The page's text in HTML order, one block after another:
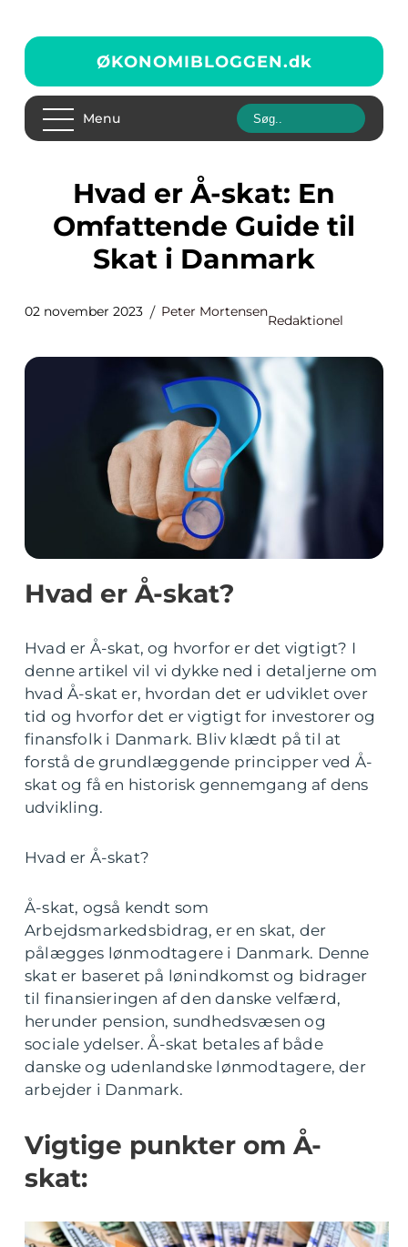
ØKONOMIBLOGGEN.dk
Menu
Hvad er Å-skat: En
Omfattende Guide til
Skat i Danmark
02 november 2023 Peter Mortensen
Redaktionel
Hvad er Å-skat?
Hvad er Å-skat, og hvorfor er det vigtigt? I
denne artikel vil vi dykke ned i detaljerne om
hvad Å-skat er, hvordan det er udviklet over
tid og hvorfor det er vigtigt for investorer og
finansfolk i Danmark. Bliv klædt på til at
forstå de grundlæggende principper ved Å-
skat og få en historisk gennemgang af dens
udvikling.
Hvad er Å-skat?
Å-skat, også kendt som
Arbejdsmarkedsbidrag, er en skat, der
pålægges lønmodtagere i Danmark. Denne
skat er baseret på lønindkomst og bidrager
til finansieringen af den danske velfærd,
herunder pension, sundhedsvæsen og
sociale ydelser. Å-skat betales af både
danske og udenlandske lønmodtagere, der
arbejder i Danmark.
Vigtige punkter om Å-
skat: